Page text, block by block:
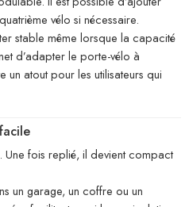
vélo si nécessaire.
stable même lorsque la capacité
d’adapter le porte-vélo à
un atout pour les utilisateurs qui
Une fois replié, il devient compact
un garage, un coffre ou un